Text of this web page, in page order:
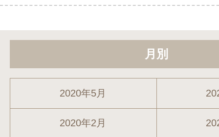
月別
2020年5月
2020年2月